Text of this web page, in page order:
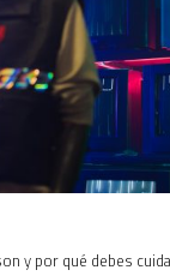
y por qué debes